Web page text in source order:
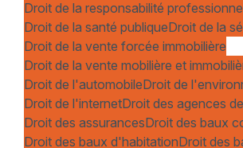
Droit de la responsabilité
Droit de la santé publiqueDroit de la
Droit de la vente forcée immobilière
Droit de la vente mobilière et
Droit de l'automobileDroit de
Droit de l'internetDroit des agences
Droit des assurancesDroit des baux
Droit des baux d'habitationDroit des